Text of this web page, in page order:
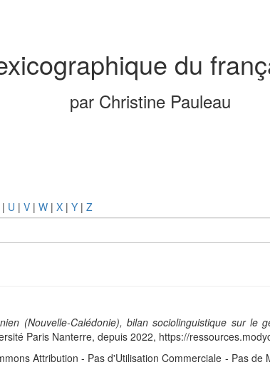
du
par Christine Pauleau
| U | V | W | X | Y | Z
(Nouvelle-Calédonie), bilan sociolinguistique sur le
Paris Nanterre, depuis 2022, https://
Attribution - Pas d'Utilisation Commerciale - Pas de